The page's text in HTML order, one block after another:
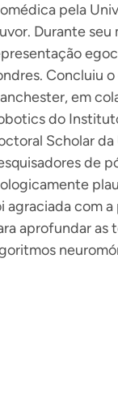
pela
Durante
Concluiu
em
do
Scholar
de
agraciada com a
aprofundar as